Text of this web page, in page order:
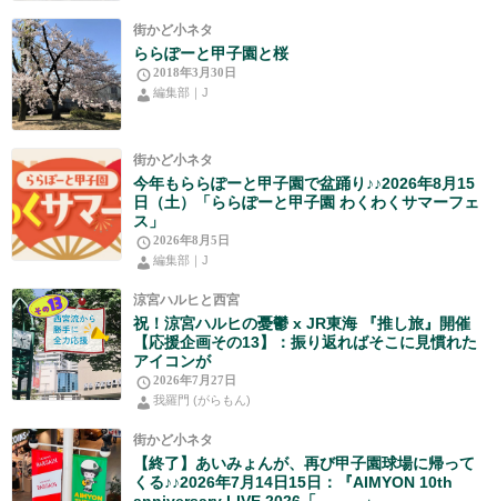
街かど小ネタ
ららぽーと甲子園と桜
2018年3月30日
編集部｜J
街かど小ネタ
今年もららぽーと甲子園で盆踊り♪♪2026年8月15
日（土）「ららぽーと甲子園 わくわくサマーフェ
ス」
2026年8月5日
編集部｜J
涼宮ハルヒと西宮
祝！涼宮ハルヒの憂鬱 x JR東海 『推し旅』開催
【応援企画その13】：振り返ればそこに見慣れた
アイコンが
2026年7月27日
我羅門 (がらもん)
街かど小ネタ
【終了】あいみょんが、再び甲子園球場に帰って
くる♪♪2026年7月14日15日：『AIMYON 10th